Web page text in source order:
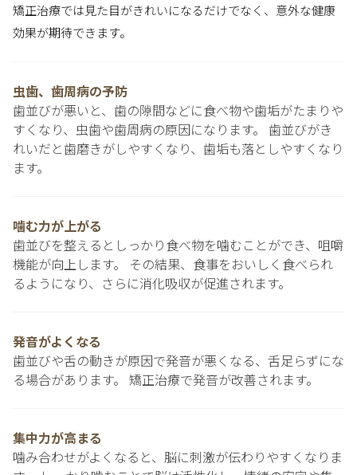
矯正治療では見た目がきれいになるだけでなく、意外な健康
効果が期待できます。
虫歯、歯周病の予防
歯並びが悪いと、歯の隙間などに食べ物や歯垢がたまりや
すくなり、虫歯や歯周病の原因になります。 歯並びがき
れいだと歯磨きがしやすくなり、歯垢も落としやすくなり
ます。
噛む力が上がる
歯並びを整えるとしっかり食べ物を噛むことができ、咀嚼
機能が向上します。 その結果、食事をおいしく食べられ
るようになり、さらに消化吸収が促進されます。
発音がよくなる
歯並びや舌の動きが原因で発音が悪くなる、舌足らずにな
る場合があります。 矯正治療で発音が改善されます。
集中力が高まる
噛み合わせがよくなると、脳に刺激が伝わりやすくなりま